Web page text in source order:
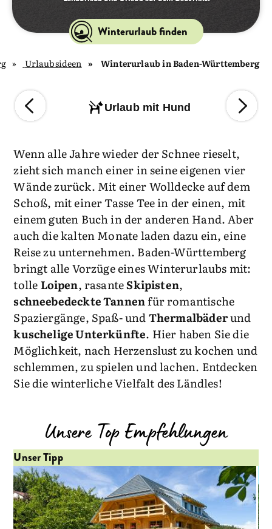
Winterurlaub finden
Winterurlaub in Baden-Württemberg
Urlaubsideen
Urlaub mit Hund
Wenn alle Jahre wieder der Schnee rieselt,
zieht sich manch einer in seine eigenen vier
Wände zurück. Mit einer Wolldecke auf dem
Schoß, mit einer Tasse Tee in der einen, mit
einem guten Buch in der anderen Hand. Aber
auch die kalten Monate laden dazu ein, eine
Reise zu unternehmen. Baden-Württemberg
bringt alle Vorzüge eines Winterurlaubs mit:
tolle Loipen, rasanteSkipisten,
schneebedeckte Tannenfür romantische
Spaziergänge, Spaß- undThermalbäderund
kuschelige Unterkünfte. Hier haben Sie die
Möglichkeit, nach Herzenslust zu kochen und
schlemmen, zu spielen und lachen. Entdecken
Sie die winterliche Vielfalt des Ländles!
Unsere Top Empfehlungen
Unser Tipp